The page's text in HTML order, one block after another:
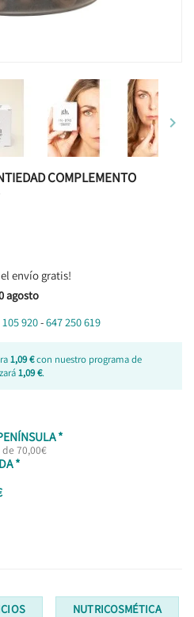

COMPLEMENTO
envío gratis!
agosto
920-647 250 619
1,09 €con nuestro programa de
1,09 €.
*
70,00€
*
NUTRICOSMÉTICA